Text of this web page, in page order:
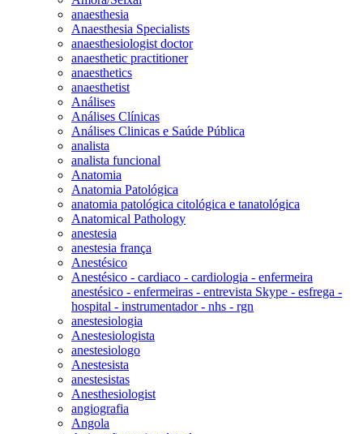
anaesthesia
Anaesthesia Specialists
anaesthesiologist doctor
anaesthetic practitioner
anaesthetics
anaesthetist
Análises
Análises Clínicas
Análises Clinicas e Saúde Pública
analista
analista funcional
Anatomia
Anatomia Patológica
anatomia patológica citológica e tanatológica
Anatomical Pathology
anestesia
anestesia frança
Anestésico
Anestésico - cardiaco - cardiologia - enfermeira
anestésico - enfermeiras - entrevista Skype - esfrega -
hospital - instrumentador - nhs - rgn
anestesiologia
Anestesiologista
anestesiologo
Anestesista
anestesistas
Anesthesiologist
angiografia
Angola